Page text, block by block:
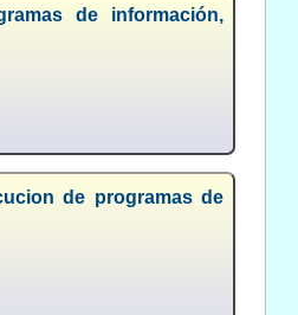
de información,
de programas de